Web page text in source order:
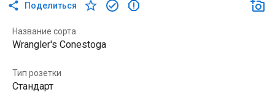
Поделиться
Название сорта
Wrangler's Conestoga
Тип розетки
Стандарт